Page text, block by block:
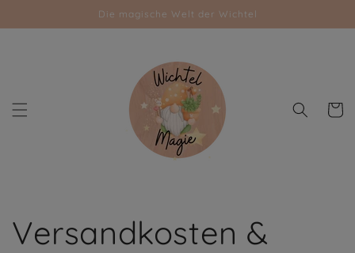
Inhalt
Die magische Welt der Wichtel
Versandkosten &